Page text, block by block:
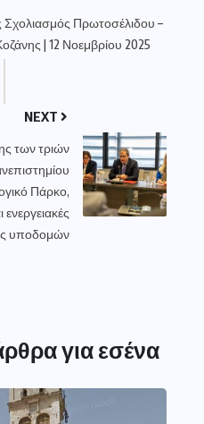
Σχολιασμός Πρωτοσέλιδου –
| 12 Νοεμβρίου 2025
NEXT
των τριών
Πάρκο,
υποδομών
για εσένα